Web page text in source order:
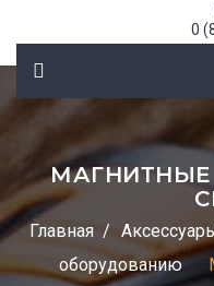
0
Главная
оборудованию